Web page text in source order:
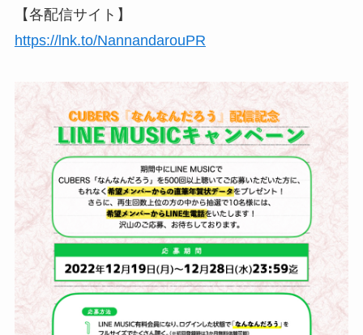
【各配信サイト】
https://lnk.to/NannandarouPR